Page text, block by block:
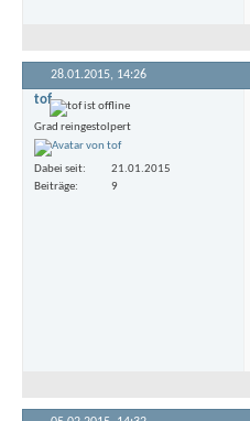
28.01.2015, 14:26
tof
Grad reingestolpert
Dabei seit
21.01.2015
Beiträge
9